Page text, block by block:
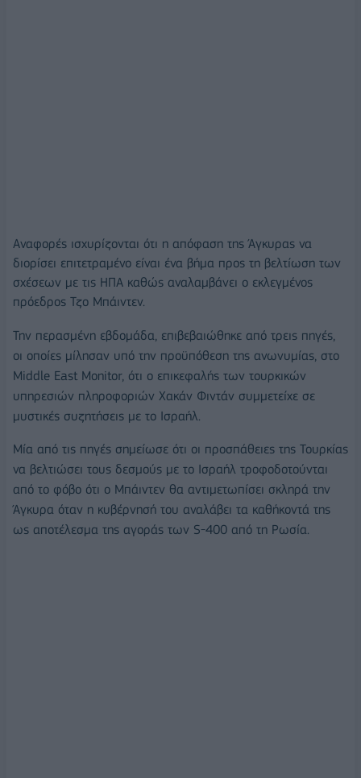
Αναφορές ισχυρίζονται ότι η απόφαση της Άγκυρας να
διορίσει επιτετραμένο είναι ένα βήμα προς τη βελτίωση των
σχέσεων με τις ΗΠΑ καθώς αναλαμβάνει ο εκλεγμένος
πρόεδρος Τζο Μπάιντεν.
Την περασμένη εβδομάδα, επιβεβαιώθηκε από τρεις πηγές,
οι οποίες μίλησαν υπό την προϋπόθεση της ανωνυμίας, στο
Middle East Monitor, ότι ο επικεφαλής των τουρκικών
υπηρεσιών πληροφοριών Χακάν Φιντάν συμμετείχε σε
μυστικές συζητήσεις με το Ισραήλ.
Μία από τις πηγές σημείωσε ότι οι προσπάθειες της Τουρκίας
να βελτιώσει τους δεσμούς με το Ισραήλ τροφοδοτούνται
από το φόβο ότι ο Μπάιντεν θα αντιμετωπίσει σκληρά την
Άγκυρα όταν η κυβέρνησή του αναλάβει τα καθήκοντά της
ως αποτέλεσμα της αγοράς των S-400 από τη Ρωσία.